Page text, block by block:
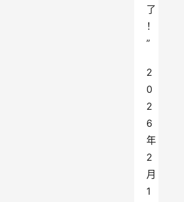
了
！
”
2
0
2
6
年
2
月
1